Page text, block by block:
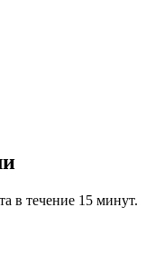
в течение 15 минут.